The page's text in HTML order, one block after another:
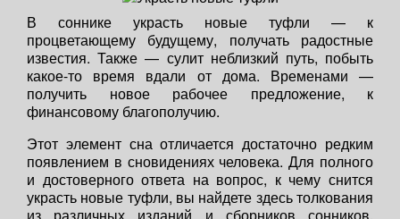
В соннике украсть новые туфли — к
процветающему будущему, получать радостные
известия. Также — сулит неблизкий путь, побыть
какое-то время вдали от дома. Временами —
получить новое рабочее предложение, к
финансовому благополучию.
Этот элемент сна отличается достаточно редким
появлением в сновидениях человека. Для полного
и достоверного ответа на вопрос, к чему снится
украсть новые туфли, вы найдете здесь толкования
из различных изданий и сборников сонников,